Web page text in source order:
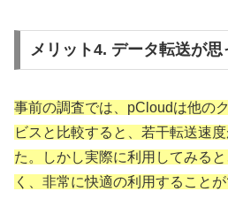
メリット4. データ転送が
事前の調査では、pCloudは他の
ビスと比較すると、若干転送速
た。しかし実際に利用してみる
く、非常に快適の利用することが